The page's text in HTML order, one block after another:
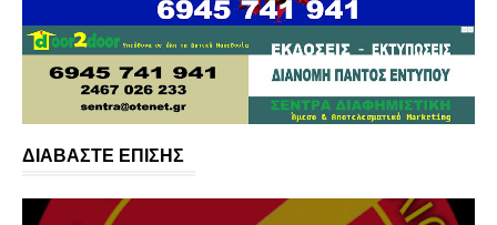
ΔΙΑΒΑΣΤΕ ΕΠΙΣΗΣ